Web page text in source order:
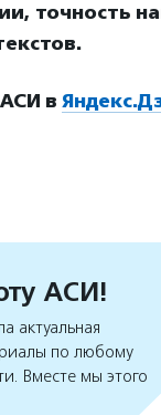
точность
в
АСИ!
актуальная
по любому
Вместе мы этого